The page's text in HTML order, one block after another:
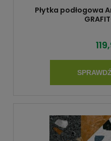
Płytka podłogowa